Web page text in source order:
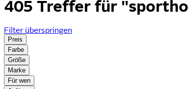
405 Treffer für
Filter überspringen
Preis
Farbe
Größe
Marke
Für wen